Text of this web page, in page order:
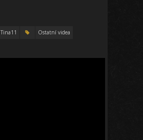
Tina11
Ostatní videa